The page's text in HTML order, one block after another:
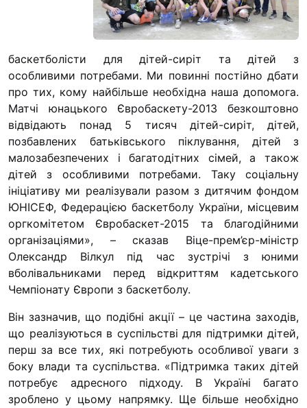
Юричко
“#Усинови_ТИ”
Законодавство
Освіта
Контакти
(096) 749 79 80
procopecj@gmail.com
баскетболісти для дітей-сиріт та дітей з
особливими потребами. Ми повинні постійно дбати
про тих, кому найбільше необхідна наша допомога.
Матчі юнацького Євробаскету-2013 безкоштовно
відвідають понад 5 тисяч дітей-сиріт, дітей,
позбавлених батьківського піклування, дітей з
малозабезпечених і багатодітних сімей, а також
дітей з особливими потребами. Таку соціальну
ініціативу ми реалізували разом з дитячим фондом
ЮНІСЕФ, Федерацією баскетболу України, місцевим
оргкомітетом Євробаскет-2015 та благодійними
організаціями», – сказав Віце-прем’єр-міністр
Олександр Вілкул під час зустрічі з юними
вболівальниками перед відкриттям кадетського
Чемпіонату Європи з баскетболу.
Він зазначив, що подібні акції – це частина заходів,
що реалізуються в суспільстві для підтримки дітей,
перш за все тих, які потребують особливої уваги з
боку влади та суспільства. «Підтримка таких дітей
потребує адресного підходу. В Україні багато
зроблено у цьому напрямку. Ще більше необхідно